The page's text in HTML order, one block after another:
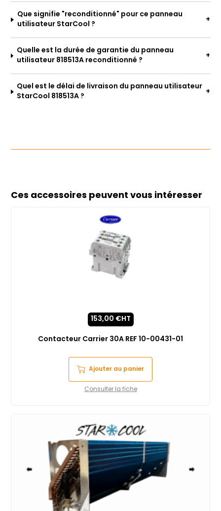
Que signifie "reconditionné" pour ce panneau
utilisateur StarCool ?
Quelle est la durée de garantie du panneau
utilisateur 818513A reconditionné ?
Quel est le délai de livraison du panneau utilisateur
StarCool 818513A ?
Ces accessoires peuvent vous intéresser
Contacteur Carrier 30A REF 10-00431-01
153,00 €HT
Ajouter au panier
Consulter la fiche